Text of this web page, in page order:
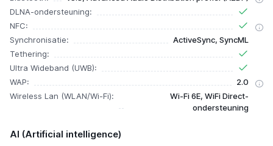
DLNA-ondersteuning:
NFC:
Synchronisatie:
ActiveSync, SyncML
Tethering:
Ultra Wideband (UWB):
WAP:
2.0
Wireless Lan (WLAN/Wi-Fi):
Wi-Fi 6E, WiFi Direct-
ondersteuning
AI (Artificial intelligence)